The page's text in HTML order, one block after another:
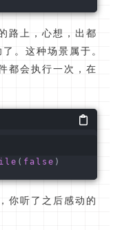
路上，心想，出都
。这种场景属于。
都会执行一次，在
( false )
你听了之后感动的